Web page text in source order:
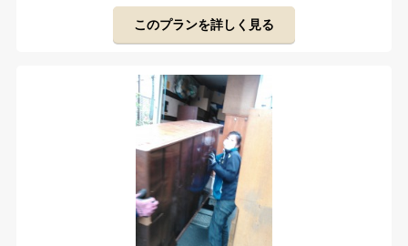
このプランを詳しく見る